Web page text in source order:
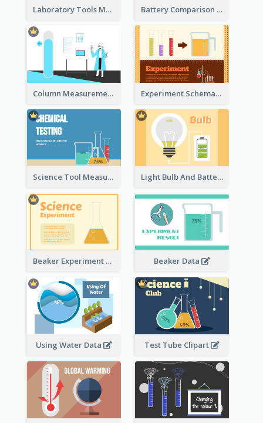
Laboratory Tools Measurement And Comparison Battery Comparison Schematic Diagram
Column Measurement Clipart Experiment Schematic Diagram
Science Tool Measurement Light Bulb And Battery Schematic Diagram
Beaker Experiment Data Beaker Data
Using Water Data Test Tube Clipart